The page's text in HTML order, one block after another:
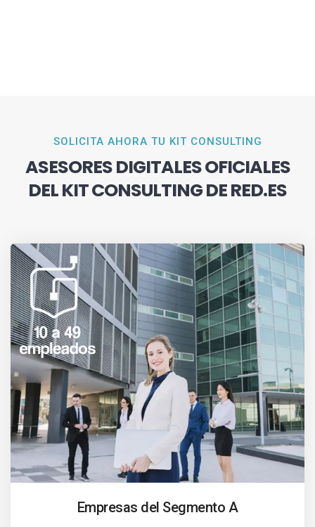
SOLICITA AHORA TU KIT CONSULTING
ASESORES DIGITALES OFICIALES
DEL KIT CONSULTING DE RED.ES
Empresas del Segmento A